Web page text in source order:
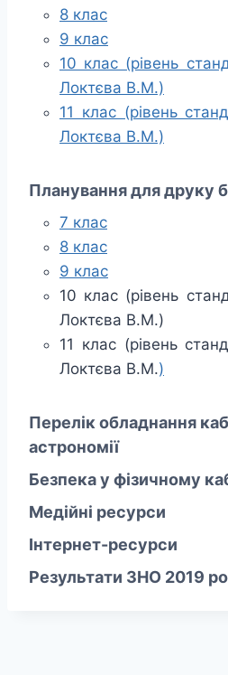
8 клас
9 клас
10 клас (рівень
Локтєва В.М.)
11 клас (рівень
Локтєва В.М.)
Планування для друку
7 клас
8 клас
9 клас
10 клас (рівень
Локтєва В.М.)
11 клас (рівень
Локтєва В.М.)
Перелік обладнання
астрономії
Безпека у фізичному
Медійні ресурси
Інтернет-ресурси
Результати ЗНО 2019